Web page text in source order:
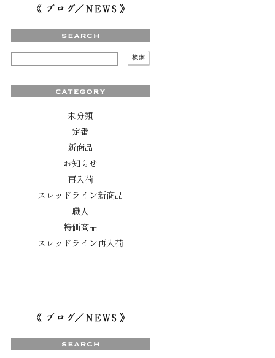
未分類
定番
新商品
お知らせ
再入荷
スレッドライン新商品
職人
特価商品
スレッドライン再入荷